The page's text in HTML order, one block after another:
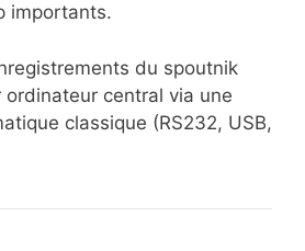
importants.
du spoutnik
central via une
classique (RS232, USB,